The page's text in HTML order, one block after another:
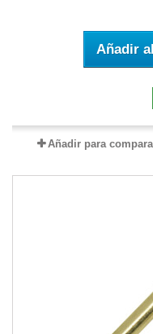
Añadir
Añadir para